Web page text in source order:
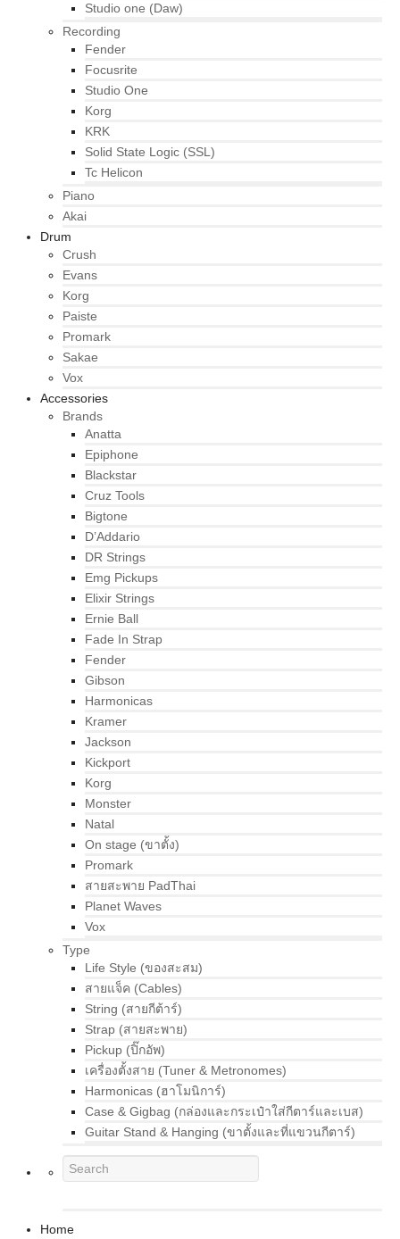
Studio one (Daw)
Recording
Fender
Focusrite
Studio One
Korg
KRK
Solid State Logic (SSL)
Tc Helicon
Piano
Akai
Drum
Crush
Evans
Korg
Paiste
Promark
Sakae
Vox
Accessories
Brands
Anatta
Epiphone
Blackstar
Cruz Tools
Bigtone
D’Addario
DR Strings
Emg Pickups
Elixir Strings
Ernie Ball
Fade In Strap
Fender
Gibson
Harmonicas
Kramer
Jackson
Kickport
Korg
Monster
Natal
On stage (ขาตั้ง)
Promark
สายสะพาย PadThai
Planet Waves
Vox
Type
Life Style (ของสะสม)
สายแจ็ค (Cables)
String (สายกีต้าร์)
Strap (สายสะพาย)
Pickup (ปิ๊กอัพ)
เครื่องตั้งสาย (Tuner & Metronomes)
Harmonicas (ฮาโมนิการ์)
Case & Gigbag (กล่องและกระเป๋าใส่กีตาร์และเบส)
Guitar Stand & Hanging (ขาตั้งและที่แขวนกีตาร์)
Home